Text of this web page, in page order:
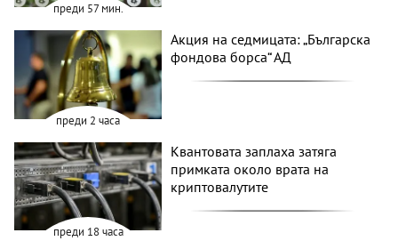
преди 57 мин.
преди 2 часа
Акция на седмицата: „Българска
фондова борса“ АД
преди 18 часа
Квантовата заплаха затяга
примката около врата на
криптовалутите